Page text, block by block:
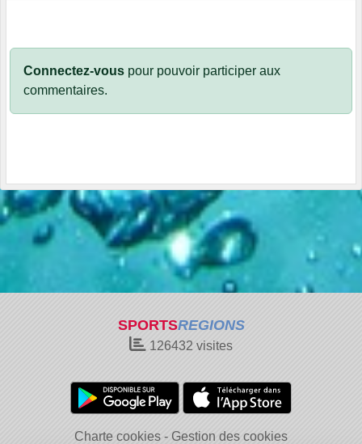
Connectez-vous pour pouvoir participer aux
commentaires.
SPORTSREGIONS
126432 visites
Charte cookies Gestion des cookies